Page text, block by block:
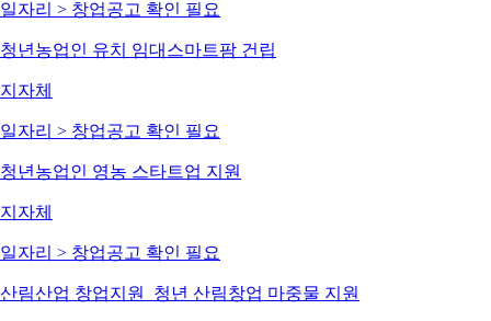
일자리 > 창업공고 확인 필요
청년농업인 유치 임대스마트팜 건립
지자체
일자리 > 창업공고 확인 필요
청년농업인 영농 스타트업 지원
지자체
일자리 > 창업공고 확인 필요
산림산업 창업지원_청년 산림창업 마중물 지원